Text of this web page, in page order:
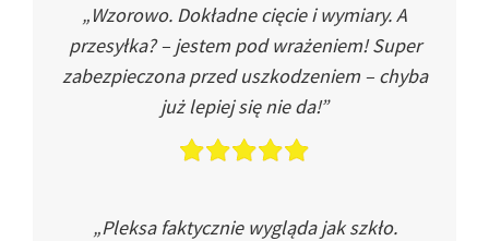
„Wzorowo. Dokładne cięcie i wymiary. A
przesyłka? – jestem pod wrażeniem! Super
zabezpieczona przed uszkodzeniem – chyba
już lepiej się nie da!”
„Pleksa faktycznie wygląda jak szkło.